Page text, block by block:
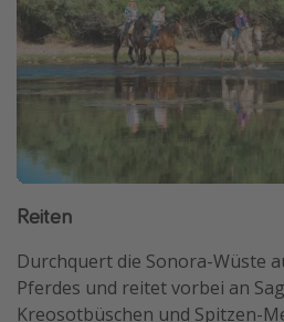
Reiten
Durchquert die Sonora-Wüste
Pferdes und reitet vorbei an
Kreosotbüschen und Spitzen-